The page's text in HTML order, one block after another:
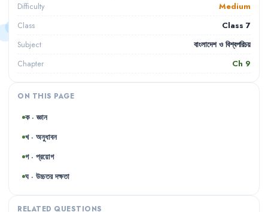
Difficulty Medium
Class Class 7
Subject বাংলাদেশ ও বিশ্বপরিচয়
Chapter Ch 9
ON THIS PAGE
ক · জ্ঞান
খ · অনুধাবন
গ · প্রয়োগ
ঘ · উচ্চতর দক্ষতা
RELATED QUESTIONS